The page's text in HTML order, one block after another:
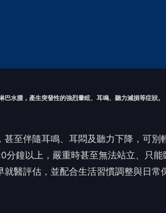
水腫，產生突發性的強烈暈眩、耳鳴、聽力減損等症狀。
至伴隨耳鳴、耳悶及聽力下降，可別
分鐘以上，嚴重時甚至無法站立、只能
醫評估，並配合生活習慣調整與日常